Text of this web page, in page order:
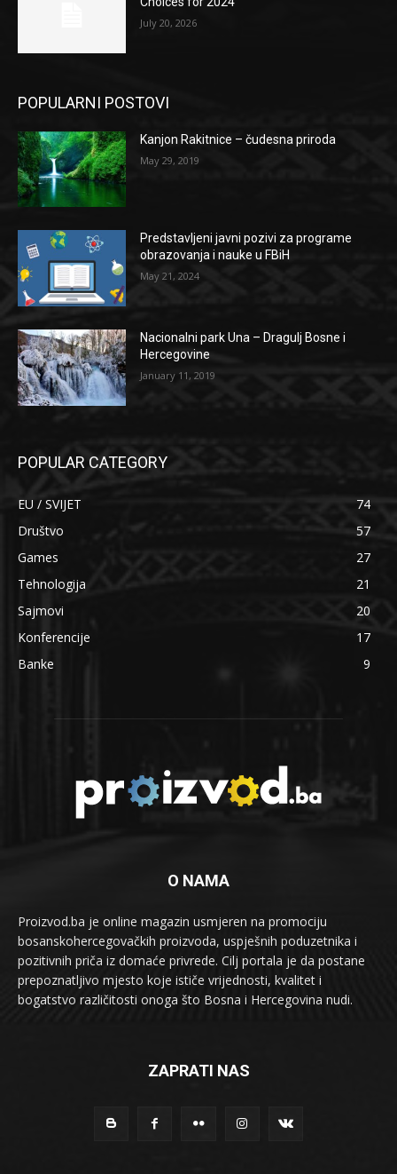
July 20, 2026
POPULARNI POSTOVI
Kanjon Rakitnice – čudesna priroda
May 29, 2019
Predstavljeni javni pozivi za programe
obrazovanja i nauke u FBiH
May 21, 2024
Nacionalni park Una – Dragulj Bosne i
Hercegovine
January 11, 2019
POPULAR CATEGORY
EU / SVIJET
74
Društvo
57
Games
27
Tehnologija
21
Sajmovi
20
Konferencije
17
Banke
9
O NAMA
Proizvod.ba je online magazin usmjeren na promociju
bosanskohercegovačkih proizvoda, uspješnih poduzetnika i
pozitivnih priča iz domaće privrede. Cilj portala je da postane
prepoznatljivo mjesto koje ističe vrijednosti, kvalitet i
bogatstvo različitosti onoga što Bosna i Hercegovina nudi.
ZAPRATI NAS